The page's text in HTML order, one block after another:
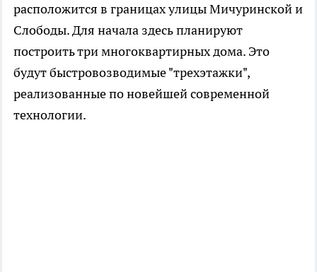
расположится в границах улицы Мичуринской и
Слободы. Для начала здесь планируют
построить три многоквартирных дома. Это
будут быстровозводимые "трехэтажки",
реализованные по новейшей современной
технологии.